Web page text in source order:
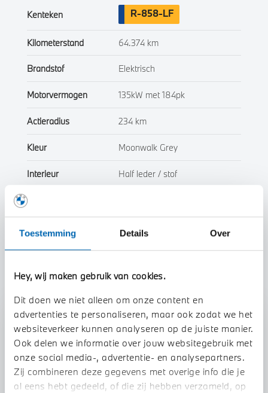
Toestemming Details Over
Hey, wij maken gebruik van cookies.
Dit doen we niet alleen om onze content en
advertenties te personaliseren, maar ook zodat we het
websiteverkeer kunnen analyseren op de juiste manier.
Ook delen we informatie over jouw websitegebruik met
onze social media-, advertentie- en analysepartners.
Zij combineren deze gegevens met overige info die je
al eens hebt gedeeld, of die zij hebben verzameld, op
Stap 1 van 3
Uw auto inruilen?
Kenteken R-858-LF
Kilometerstand 64.374 km
Brandstof Elektrisch
Motorvermogen 135kW met 184pk
Actieradius 234 km
Kleur Moonwalk Grey
Interieur Half leder / stof
Btw/Marge